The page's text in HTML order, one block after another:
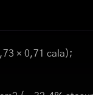
× 0,71 cala);